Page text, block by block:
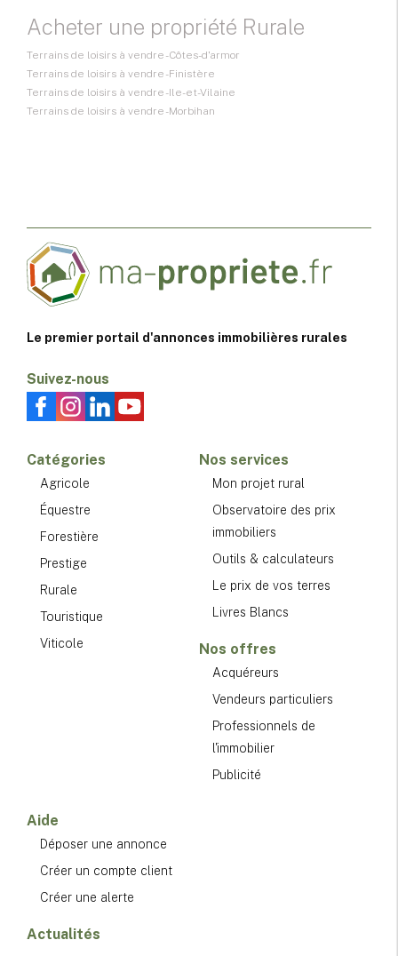
Acheter une propriété Rurale
Terrains de loisirs à vendre - Côtes-d'armor
Terrains de loisirs à vendre - Finistère
Terrains de loisirs à vendre - Ile-et-Vilaine
Terrains de loisirs à vendre - Morbihan
Le premier portail d'annonces immobilières rurales
Suivez-nous
Catégories
Agricole
Équestre
Forestière
Prestige
Rurale
Touristique
Viticole
Nos services
Mon projet rural
Observatoire des prix
immobiliers
Outils & calculateurs
Le prix de vos terres
Livres Blancs
Nos offres
Acquéreurs
Vendeurs particuliers
Professionnels de
l'immobilier
Publicité
Aide
Déposer une annonce
Créer un compte client
Créer une alerte
Actualités